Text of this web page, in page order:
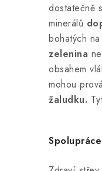
dostatečně
minerálů
bohatých
zelenina
obsahem
mohou
žaludku.